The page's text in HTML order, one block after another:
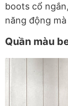
boots cổ
năng động
Quần màu